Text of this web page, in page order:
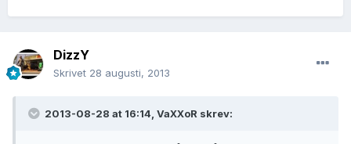
DizzY
Skrivet 28 augusti, 2013
2013-08-28 at 16:14, VaXXoR skrev: